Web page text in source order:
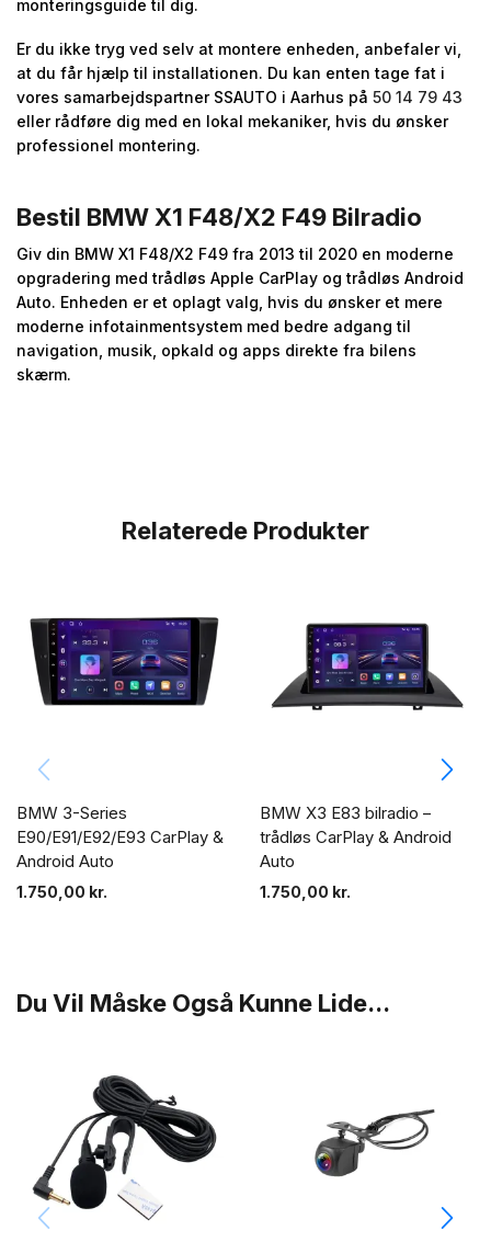
monteringsguide til dig.
Er du ikke tryg ved selv at montere enheden, anbefaler vi,
at du får hjælp til installationen. Du kan enten tage fat i
vores samarbejdspartner SSAUTO i Aarhus på 50 14 79 43
eller rådføre dig med en lokal mekaniker, hvis du ønsker
professionel montering.
Bestil BMW X1 F48/X2 F49 Bilradio
Giv din BMW X1 F48/X2 F49 fra 2013 til 2020 en moderne
opgradering med trådløs Apple CarPlay og trådløs Android
Auto. Enheden er et oplagt valg, hvis du ønsker et mere
moderne infotainmentsystem med bedre adgang til
navigation, musik, opkald og apps direkte fra bilens
skærm.
Relaterede Produkter
BMW 3-Series
E90/E91/E92/E93 CarPlay &
Android Auto
1.750,00 kr.
BMW X3 E83 bilradio –
trådløs CarPlay & Android
Auto
1.750,00 kr.
Du Vil Måske Også Kunne Lide...